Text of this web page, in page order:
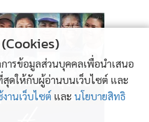
เลือกมาจะสามารถเติบโตอย่าง
งเศรษฐกิจจีนได้ ทั้งนี้ กองทุน K-
นหลัก China Focus Fund ซึ่งได้
ารกองทุนชั้นนำระดับโลกอย่าง
สเติบโตไปพร้อมกับการขยายตัว
การข้อมูลส่วนบุคคลเพื่อนำเสนอ
ดให้กับผู้อ่านบนเว็บไซต์ และ
งานเว็บไซต์ และ นโยบายสิทธิ